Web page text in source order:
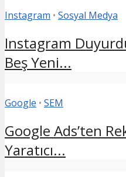
Instagram • Sosyal Medya
Instagram
Beş Yeni...
Google • SEM
Google Ads’ten
Yaratıcı...